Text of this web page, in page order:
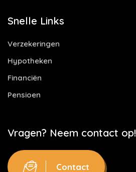
Snelle Links
Verzekeringen
Hypotheken
Financiën
Pensioen
Vragen? Neem contact op!
Contact